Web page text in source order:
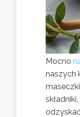
Mocno
naszych